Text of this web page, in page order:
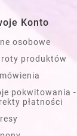
Konto
osobowe
produktów
pokwitowania -
płatności